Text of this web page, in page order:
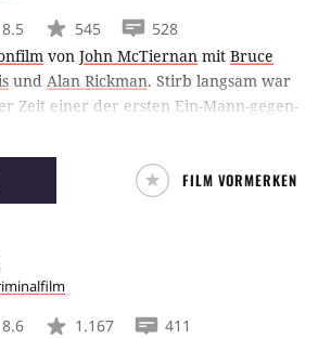
8.5 545
528
von John McTiernan mit Bruce
und Alan Rickman. Stirb langsam war
Zeit einer der ersten Ein-Mann-gegen-
erfolgreiche – mit einem Bruce
dem so einfach nichts anhaben kann.
FILM VORMERKEN
8.6 1.167
411